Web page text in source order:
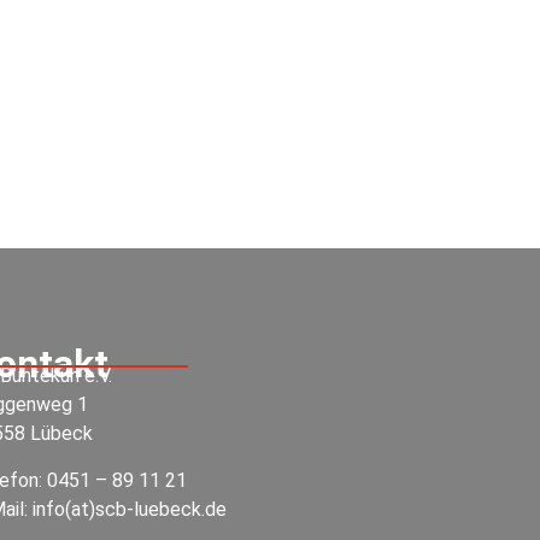
e.V.
1
Lübeck
0451 – 89 11 21
info(at)scb-luebeck.de